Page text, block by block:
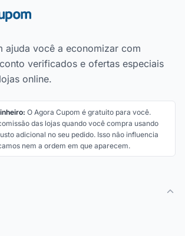
site
ajuda você a economizar com
verificados e ofertas especiais
online.
O Agora Cupom é gratuito para você.
das lojas quando você compra usando
adicional no seu pedido. Isso não influencia
nem a ordem em que aparecem.